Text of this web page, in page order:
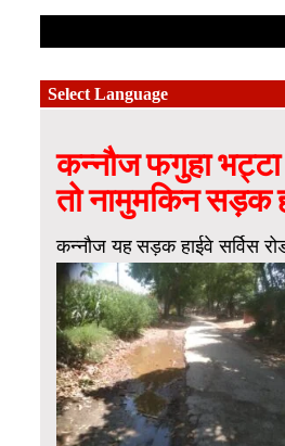
कन्नौज फगुहा भट्टा
तो नामुमकिन सड़क
कन्नौज यह सड़क हाईवे सर्विस